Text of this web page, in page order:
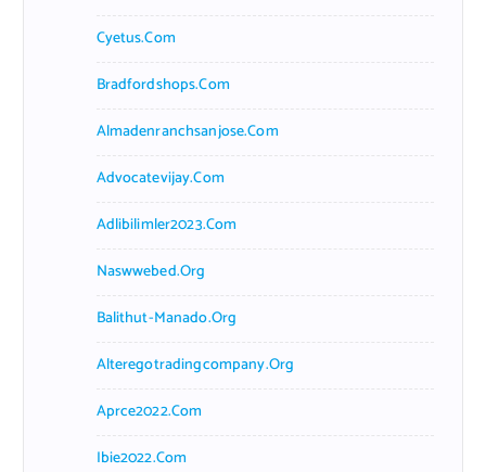
Cyetus.com
Bradfordshops.com
Almadenranchsanjose.com
Advocatevijay.com
Adlibilimler2023.com
Naswwebed.org
Balithut-Manado.org
Alteregotradingcompany.org
Aprce2022.com
Ibie2022.com